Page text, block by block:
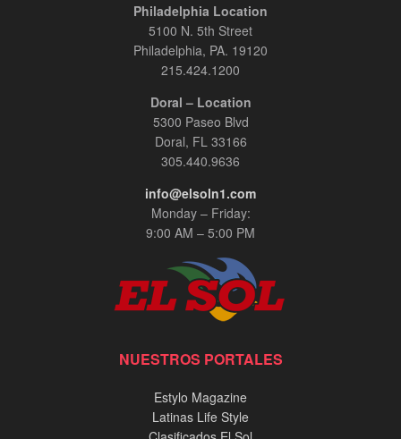
Philadelphia Location
5100 N. 5th Street
Philadelphia, PA. 19120
215.424.1200
Doral – Location
5300 Paseo Blvd
Doral, FL 33166
305.440.9636
info@elsoln1.com
Monday – Friday:
9:00 AM – 5:00 PM
NUESTROS PORTALES
Estylo Magazine
Latinas Life Style